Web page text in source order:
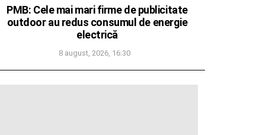
PMB: Cele mai mari firme de publicitate
outdoor au redus consumul de energie
electrică
8 august, 2026, 16:30